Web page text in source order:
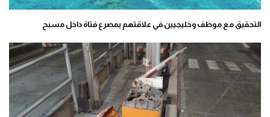
التحقيق مع موظف وخليجيين في علاقتهم بمصرع فتاة داخل مسبح